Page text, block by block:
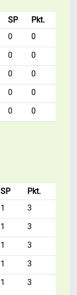
SP
Pkt.
0
0
0
0
0
0
0
0
0 0
SP
Pkt.
1
3
1
3
1
3
1
3
1 3